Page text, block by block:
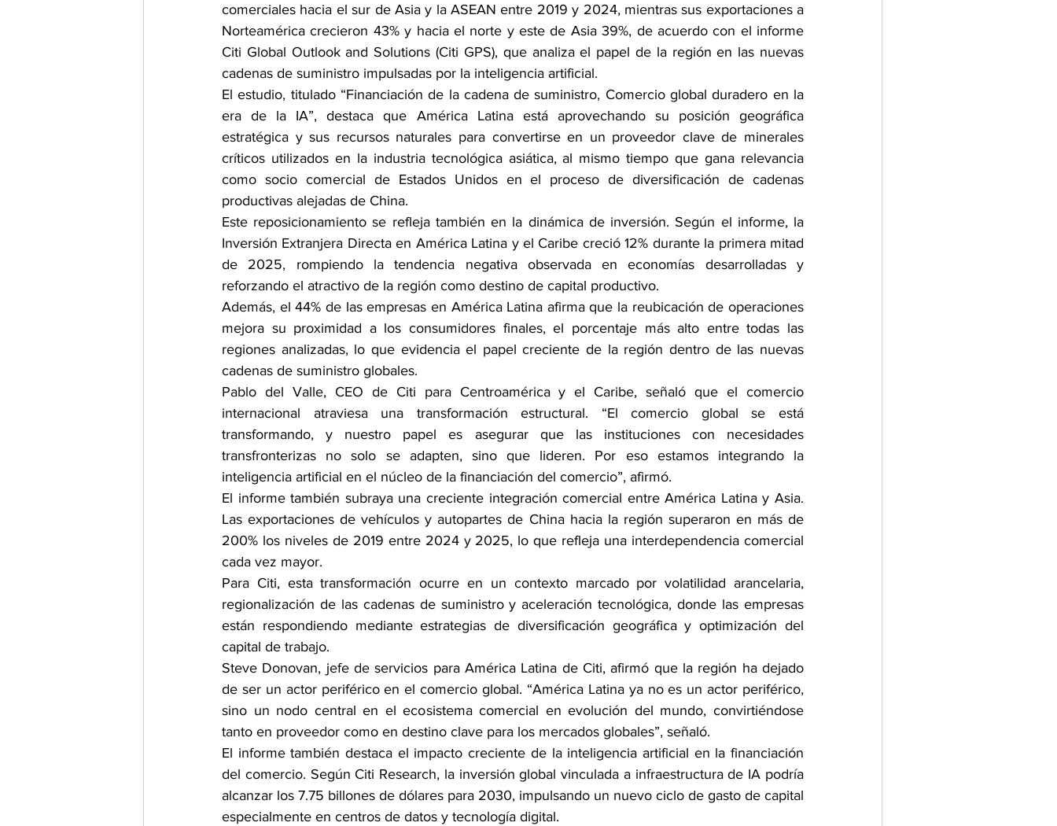
comerciales hacia el sur de Asia y la ASEAN entre 2019 y 2024, mientras sus exportaciones a
Norteamérica crecieron 43% y hacia el norte y este de Asia 39%, de acuerdo con el informe
Citi Global Outlook and Solutions (Citi GPS), que analiza el papel de la región en las nuevas
cadenas de suministro impulsadas por la inteligencia artificial.
El estudio, titulado “Financiación de la cadena de suministro, Comercio global duradero en la
era de la IA”, destaca que América Latina está aprovechando su posición geográfica
estratégica y sus recursos naturales para convertirse en un proveedor clave de minerales
críticos utilizados en la industria tecnológica asiática, al mismo tiempo que gana relevancia
como socio comercial de Estados Unidos en el proceso de diversificación de cadenas
productivas alejadas de China.
Este reposicionamiento se refleja también en la dinámica de inversión. Según el informe, la
Inversión Extranjera Directa en América Latina y el Caribe creció 12% durante la primera mitad
de 2025, rompiendo la tendencia negativa observada en economías desarrolladas y
reforzando el atractivo de la región como destino de capital productivo.
Además, el 44% de las empresas en América Latina afirma que la reubicación de operaciones
mejora su proximidad a los consumidores finales, el porcentaje más alto entre todas las
regiones analizadas, lo que evidencia el papel creciente de la región dentro de las nuevas
cadenas de suministro globales.
Pablo del Valle, CEO de Citi para Centroamérica y el Caribe, señaló que el comercio
internacional atraviesa una transformación estructural. “El comercio global se está
transformando, y nuestro papel es asegurar que las instituciones con necesidades
transfronterizas no solo se adapten, sino que lideren. Por eso estamos integrando la
inteligencia artificial en el núcleo de la financiación del comercio”, afirmó.
El informe también subraya una creciente integración comercial entre América Latina y Asia.
Las exportaciones de vehículos y autopartes de China hacia la región superaron en más de
200% los niveles de 2019 entre 2024 y 2025, lo que refleja una interdependencia comercial
cada vez mayor.
Para Citi, esta transformación ocurre en un contexto marcado por volatilidad arancelaria,
regionalización de las cadenas de suministro y aceleración tecnológica, donde las empresas
están respondiendo mediante estrategias de diversificación geográfica y optimización del
capital de trabajo.
Steve Donovan, jefe de servicios para América Latina de Citi, afirmó que la región ha dejado
de ser un actor periférico en el comercio global. “América Latina ya no es un actor periférico,
sino un nodo central en el ecosistema comercial en evolución del mundo, convirtiéndose
tanto en proveedor como en destino clave para los mercados globales”, señaló.
El informe también destaca el impacto creciente de la inteligencia artificial en la financiación
del comercio. Según Citi Research, la inversión global vinculada a infraestructura de IA podría
alcanzar los 7.75 billones de dólares para 2030, impulsando un nuevo ciclo de gasto de capital
especialmente en centros de datos y tecnología digital.